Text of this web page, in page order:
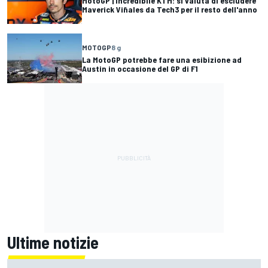
Maverick Viñales da Tech3 per il resto dell'anno
MOTOGP8 g
La MotoGP potrebbe fare una esibizione ad
Austin in occasione del GP di F1
Ultime notizie